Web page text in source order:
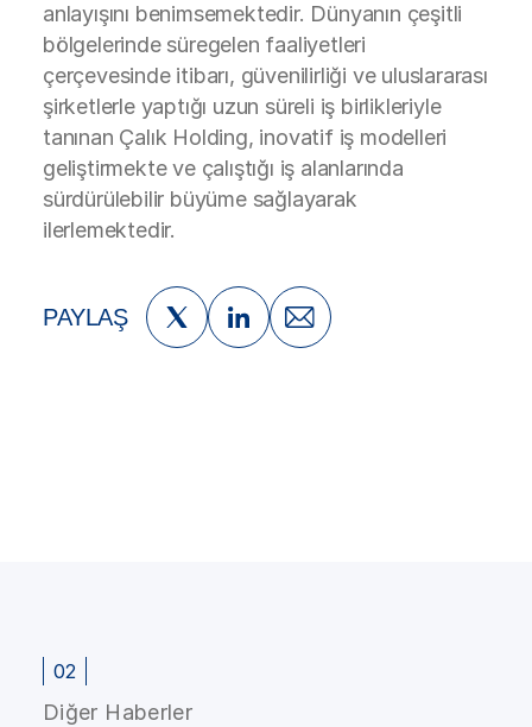
anlayışını benimsemektedir. Dünyanın çeşitli
bölgelerinde süregelen faaliyetleri
çerçevesinde itibarı, güvenilirliği ve uluslararası
şirketlerle yaptığı uzun süreli iş birlikleriyle
tanınan Çalık Holding, inovatif iş modelleri
geliştirmekte ve çalıştığı iş alanlarında
sürdürülebilir büyüme sağlayarak
ilerlemektedir.
PAYLAŞ
02
Diğer Haberler